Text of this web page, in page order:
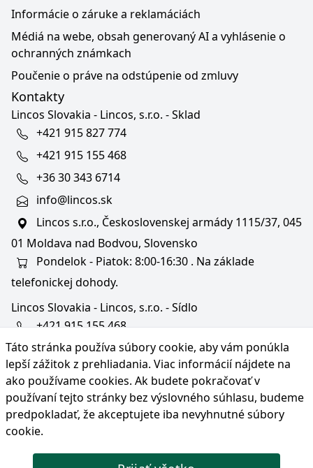
Táto stránka používa súbory cookie, aby vám ponúkla
lepší zážitok z prehliadania. Viac informácií nájdete na
ako používame cookies. Ak budete pokračovať v
používaní tejto stránky bez výslovného súhlasu, budeme
predpokladať, že akceptujete iba nevyhnutné súbory
cookie.
Informácie o záruke a reklamáciách
Médiá na webe, obsah generovaný AI a vyhlásenie o
ochranných známkach
Poučenie o práve na odstúpenie od zmluvy
Kontakty
Lincos Slovakia - Lincos, s.r.o. - Sklad
+421 915 827 774
+421 915 155 468
+36 30 343 6714
info@lincos.sk
Lincos s.r.o., Československej armády 1115/37, 045
01 Moldava nad Bodvou, Slovensko
Pondelok - Piatok: 8:00-16:30 . Na základe
telefonickej dohody.
Lincos Slovakia - Lincos, s.r.o. - Sídlo
+421 915 155 468
+36/30 343 6714
bratislava@lincos.sk
Lincos s.r.o., Rustaveliho 4, 831 06 Bratislava - m. č.
Rača, Slovensko
Iba sídlo firmy